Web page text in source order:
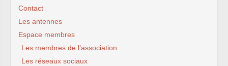
Contact
Les antennes
Espace membres
Les membres de l’association
Les réseaux sociaux